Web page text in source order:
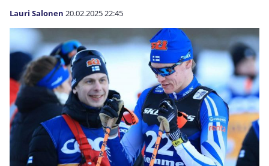
Lauri Salonen 20.02.202522:45